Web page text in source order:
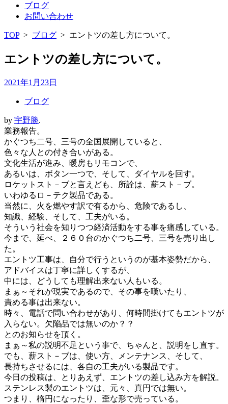
ブログ
お問い合わせ
TOP> ブログ > エントツの差し方について。
エントツの差し方について。
2021年1月23日
ブログ
by 宇野勝.
業務報告。
かぐつち二号、三号の全国展開していると、
色々な人との付き合いがある。
文化生活が進み、暖房もリモコンで、
あるいは、ボタン一つで、そして、ダイヤルを回す。
ロケットスト－ブと言えども、所詮は、薪スト－ブ。
いわゆるロ－テク製品である。
当然に、火を燃やす訳で有るから、危険であるし、
知識、経験、そして、工夫がいる。
そういう社会を知りつつ経済活動をする事を痛感している。
今まで、延べ、２６０台のかぐつち二号、三号を売り出し
た。
エントツ工事は、自分で行うというのが基本姿勢だから、
アドバイスは丁寧に詳しくするが、
中には、どうしても理解出来ない人もいる。
まぁ～それが現実であるので、その事を嘆いたり、
責める事は出来ない。
時々、電話で問い合わせがあり、何時間掛けてもエントツが
入らない。欠陥品では無いのか？？
とのお知らせを頂く。
まぁ～私の説明不足という事で、ちゃんと、説明をし直す。
でも、薪スト－ブは、使い方、メンテナンス、そして、
長持ちさせるには、各自の工夫がいる製品です。
今日の投稿は、とりあえず、エントツの差し込み方を解説。
ステンレス製のエントツは、元々、真円では無い。
つまり、楕円になったり、歪な形で売っている。